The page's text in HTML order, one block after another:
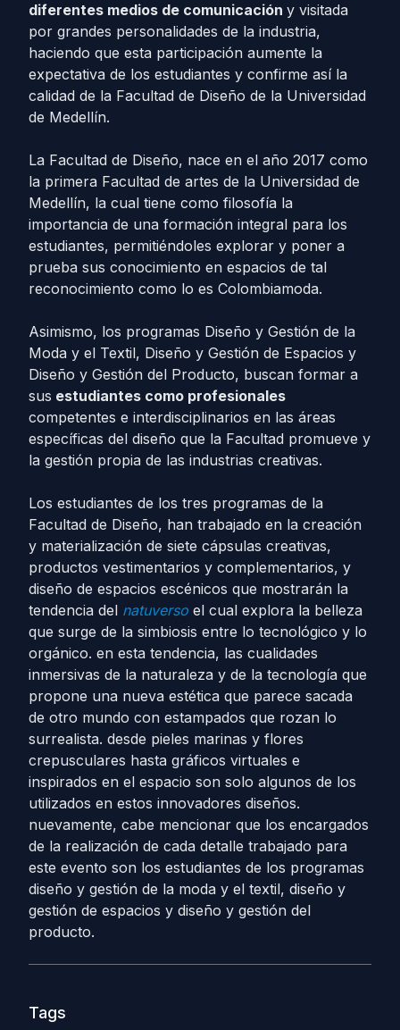
diferentes medios de comunicación y visitada
por grandes personalidades de la industria,
haciendo que esta participación aumente la
expectativa de los estudiantes y confirme así la
calidad de la Facultad de Diseño de la Universidad
de Medellín.
La Facultad de Diseño, nace en el año 2017 como
la primera Facultad de artes de la Universidad de
Medellín, la cual tiene como filosofía la
importancia de una formación integral para los
estudiantes, permitiéndoles explorar y poner a
prueba sus conocimiento en espacios de tal
reconocimiento como lo es Colombiamoda.
Asimismo, los programas Diseño y Gestión de la
Moda y el Textil, Diseño y Gestión de Espacios y
Diseño y Gestión del Producto, buscan formar a
sus estudiantes como profesionales
competentes e interdisciplinarios en las áreas
específicas del diseño que la Facultad promueve y
la gestión propia de las industrias creativas.
Los estudiantes de los tres programas de la
Facultad de Diseño, han trabajado en la creación
y materialización de siete cápsulas creativas,
productos vestimentarios y complementarios, y
diseño de espacios escénicos que mostrarán la
tendencia del natuverso el cual explora la belleza
que surge de la simbiosis entre lo tecnológico y lo
orgánico. en esta tendencia, las cualidades
inmersivas de la naturaleza y de la tecnología que
propone una nueva estética que parece sacada
de otro mundo con estampados que rozan lo
surrealista. desde pieles marinas y flores
crepusculares hasta gráficos virtuales e
inspirados en el espacio son solo algunos de los
utilizados en estos innovadores diseños.
nuevamente, cabe mencionar que los encargados
de la realización de cada detalle trabajado para
este evento son los estudiantes de los programas
diseño y gestión de la moda y el textil, diseño y
gestión de espacios y diseño y gestión del
producto.
Tags